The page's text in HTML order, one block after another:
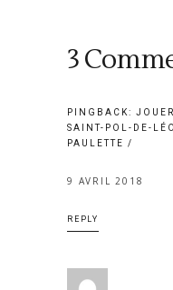
3
PINGBACK:
SAINT-POL-DE-
PAULETTE
9 AVRIL 2018
REPLY